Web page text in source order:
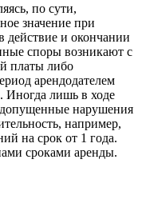
по сути,
значение при
действие и окончании
споры возникают с
платы либо
арендодателем
Иногда лишь в ходе
допущенные нарушения
например,
на срок от 1 года.
сроками аренды.